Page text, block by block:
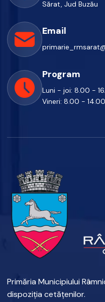
Sărat, Jud Buzău
Email
Program
Luni - joi: 8.00 -
Vineri: 8.00 - 14.00
Primăria Municipiului
dispoziția cetățenilor.